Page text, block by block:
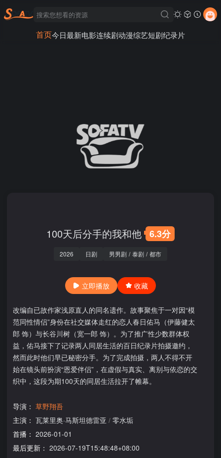
首页今日最新电影连续剧动漫综艺短剧纪录片
100天后分手的我和他 6.3分
2026 日剧 男男剧 / 泰剧 / 都市
立即播放 收藏
改编自已故作家浅原直人的同名遗作。故事聚焦于一对因“模
范同性情侣”身份在社交媒体走红的恋人春日佑马（伊藤健太
郎 饰）与长谷川树（宽一郎 饰）。为了推广性少数群体权
益，佑马接下了记录两人同居生活的百日纪录片拍摄邀约，
然而此时他们早已秘密分手。为了完成拍摄，两人不得不开
始在镜头前扮演“恩爱伴侣”，在虚假与真实、离别与依恋的交
织中，这段为期100天的同居生活拉开了帷幕。
导演： 草野翔吾
主演： 瓦莱里奥·马斯坦德雷亚 / 零水垢
首播： 2026-01-01
最后更新： 2026-07-19T15:48:48+08:00